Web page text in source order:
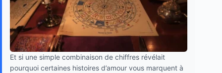
Et si une simple combinaison de chiffres révélait
pourquoi certaines histoires d’amour vous marquent à